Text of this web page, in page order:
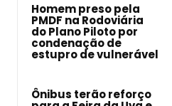
Homem preso pela
PMDF na Rodoviária
do Plano Piloto por
condenação de
estupro de vulnerável
Ônibus terão reforço